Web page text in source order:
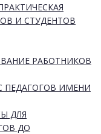
И СТУДЕНТОВ
РАБОТНИКОВ
ПЕДАГОГОВ ИМЕНИ
ДЛЯ
ДО